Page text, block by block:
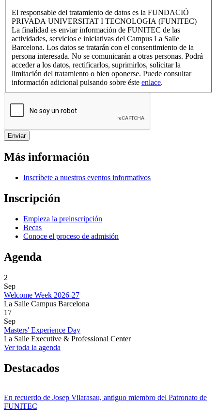
El responsable del tratamiento de datos es la FUNDACIÓ
PRIVADA UNIVERSITAT I TECNOLOGIA (FUNITEC)
La finalidad es enviar información de FUNITEC de las
actividades, servicios e iniciativas del Campus La Salle
Barcelona. Los datos se tratarán con el consentimiento de la
persona interesada. No se comunicarán a otras personas. Podrá
acceder a los datos, rectificarlos, suprimirlos, solicitar la
limitación del tratamiento o bien oponerse. Puede consultar
información adicional pulsando sobre éste enlace.
Más información
Inscríbete a nuestros eventos informativos
Inscripción
Empieza la preinscripción
Becas
Conoce el proceso de admisión
Agenda
2
Sep
Welcome Week 2026-27
La Salle Campus Barcelona
17
Sep
Masters' Experience Day
La Salle Executive & Professional Center
Ver toda la agenda
Destacados
En recuerdo de Josep Vilarasau, antiguo miembro del Patronato de
FUNITEC